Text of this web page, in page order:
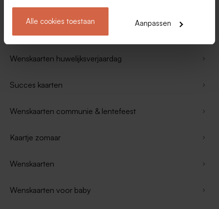
Alle cookies toestaan Aanpassen
Sterkte kaarten
Wenskaarten huwelijksverjaardag
Succes kaarten
Wenskaarten communie & lentefeest
Kaartje zomaar
Wenskaarten
Wenskaarten voor baby